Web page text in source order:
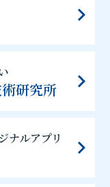
研究所
ナルアプリ